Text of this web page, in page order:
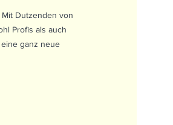
Dutzenden von
Profis als auch
ganz neue